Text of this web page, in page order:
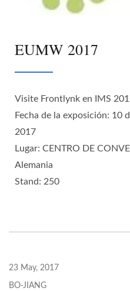
EUMW 2017
Visite Frontlynk en IMS
Fecha de la exposición: 10
2017
Lugar: CENTRO DE
Alemania
Stand: 250
23 May, 2017
BO-JIANG